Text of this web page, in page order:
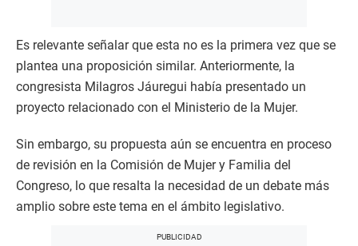
Es relevante señalar que esta no es la primera vez que se
plantea una proposición similar. Anteriormente, la
congresista Milagros Jáuregui había presentado un
proyecto relacionado con el Ministerio de la Mujer.
Sin embargo, su propuesta aún se encuentra en proceso
de revisión en la Comisión de Mujer y Familia del
Congreso, lo que resalta la necesidad de un debate más
amplio sobre este tema en el ámbito legislativo.